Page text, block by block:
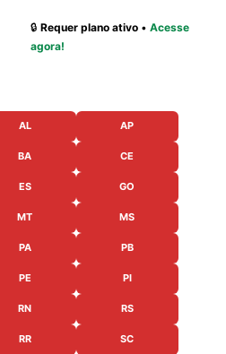
🔒Requer plano ativo •Acesse
agora!
AL AP
BA CE
ES GO
MT MS
PA PB
PE PI
RN RS
RR SC